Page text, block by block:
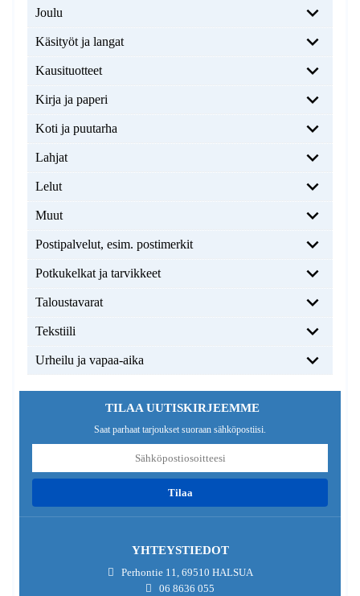
Joulu
Käsityöt ja langat
Kausituotteet
Kirja ja paperi
Koti ja puutarha
Lahjat
Lelut
Muut
Postipalvelut, esim. postimerkit
Potkukelkat ja tarvikkeet
Taloustavarat
Tekstiili
Urheilu ja vapaa-aika
TILAA UUTISKIRJEEMME
Saat parhaat tarjoukset suoraan sähköpostiisi.
tilaa
YHTEYSTIEDOT
Perhontie 11, 69510 HALSUA
06 8636 055